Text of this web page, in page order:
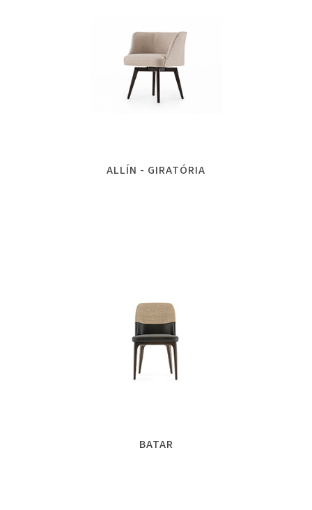
ALLÍN - GIRATÓRIA
BATAR